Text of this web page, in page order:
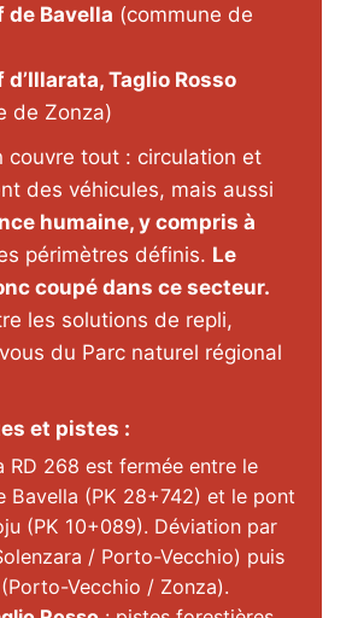
de Bavella (commune de
d’Illarata, Taglio Rosso
de Zonza)
couvre tout : circulation et
des véhicules, mais aussi
humaine, y compris à
périmètres définis. Le
coupé dans ce secteur.
les solutions de repli,
du Parc naturel régional
et pistes :
RD 268 est fermée entre le
Bavella (PK 28+742) et le pont
(PK 10+089). Déviation par
/ Porto-Vecchio) puis
Vecchio / Zonza).